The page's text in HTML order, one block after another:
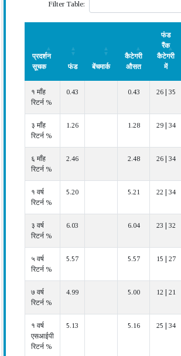
Filter Table:
प्रदर्शन
सूचक
फंड बेंचमार्क
कैटेगरी
औसत
फंड
रैंक
कैटेगरी
में
सूचक
औसत
रैंक
१ माँह
रिटर्न %
0.43 0.43 26 | 35
३ माँह
रिटर्न %
1.26 1.28 29 | 34
६ माँह
रिटर्न %
2.46 2.48 26 | 34
१ वर्ष
रिटर्न %
5.20 5.21 22 | 34
३ वर्ष
रिटर्न %
6.03 6.04 23 | 32
५ वर्ष
रिटर्न %
5.57 5.57 15 | 27
७ वर्ष
रिटर्न %
4.99 5.00 12 | 21
१ वर्ष
एसआईपी
रिटर्न %
5.13 5.16 25 | 34